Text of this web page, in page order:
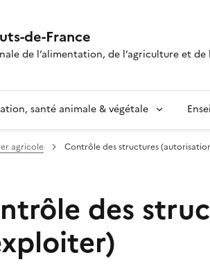
de-France
de l’alimentation, de l’agriculture et
santé animale & végétale
agricole Contrôle des structures
des